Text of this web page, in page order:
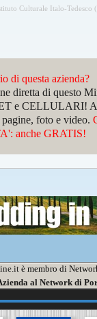
Culturale Italo-Tedesco
di questa azienda?
diretta di questo
e CELLULARI!
foto e video.
anche GRATIS!
è membro di
al Network di